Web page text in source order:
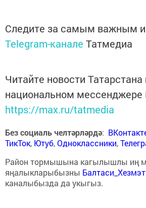
Следите за самым важным
Telegram-канале Татмедиа
Читайте новости Татарстана
национальном мессенджере
https://max.ru/tatmedia
Без социаль челтәрләрдә:
ТикТок, Ютуб,Одноклассники,
Район тормышына кагылышлы иң
яңалыкларыбызны Балтаси_Хезмэт
каналыбызда да укыгыз.